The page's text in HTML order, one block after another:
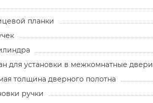
планки
для установки в межкомнатные двери
толщина дверного полотна
ручки